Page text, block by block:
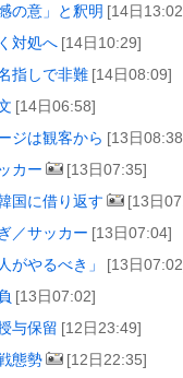
の意」と釈明 [14日
対処へ [14日10:29]
指しで非難 [14日08:09]
[14日06:58]
ジは観客から [13日
カー [13日07:35]
国に借り返す [13日
／サッカー [13日07:04]
がやるべき」 [13日
[13日07:02]
与保留 [12日23:49]
態勢 [12日22:35]